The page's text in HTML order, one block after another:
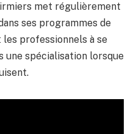
met régulièrement
ses programmes de
professionnels à se
spécialisation lorsque